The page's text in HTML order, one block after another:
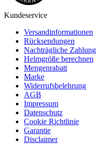
Kundeservice
Versandinformationen
Rücksendungen
Nachträgliche Zahlung
Helmgröße berechnen
Mengenrabatt
Marke
Widerrufsbelehrung
AGB
Impressum
Datenschutz
Cookie Richtlinie
Garantie
Disclaimer